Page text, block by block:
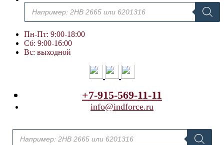
Поиск
товаров
Пн-Пт: 9:00-18:00
Сб: 9:00-16:00
Вс: выходной
+7-915-569-11-11
info@indforce.ru
Поиск
товаров